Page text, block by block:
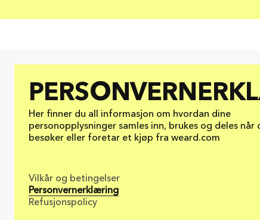
Her finner du all informasjon om hvordan dine
personopplysninger samles inn, brukes og deles når
besøker eller foretar et kjøp fra weard.com
Vilkår og betingelser
Personvernerklæring
Refusjonspolicy